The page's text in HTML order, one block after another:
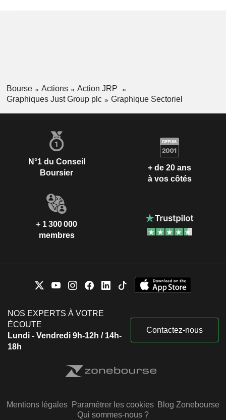
Bourse Actions
Action JRP
Graphiques Just Group plc
Graphique Sectoriel
N°1 du Conseil
Boursier
+ de 20 ans
à vos côtés
+ 1 300 000
membres
NOS EXPERTS À VOTRE
ÉCOUTE
Lundi - Vendredi 9h-12h / 14h-
18h
Contactez-nous
Mentions légales Paramétrer les cookies Blog Zonebourse
Qui sommes-nous ?